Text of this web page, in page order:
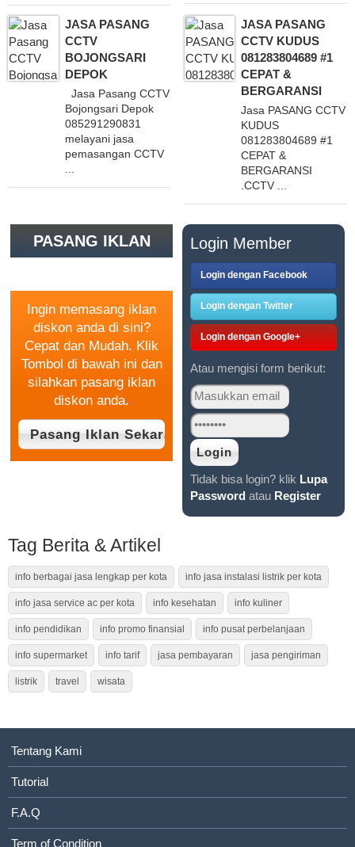
JASA PASANG
CCTV
BOJONGSARI
DEPOK
Jasa Pasang CCTV
Bojongsari Depok
085291290831
melayani jasa
pemasangan CCTV
JASA PASANG
CCTV KUDUS
081283804689 #1
CEPAT &
BERGARANSI
Jasa PASANG CCTV
KUDUS
081283804689 #1
CEPAT &
BERGARANSI
.CCTV ...
PASANG IKLAN
Ingin memasang iklan
diskon anda di sini?
Cepat dan Mudah. Klik
Tombol di bawah ini dan
silahkan pasang iklan
diskon anda.
Login Member
Login dengan Facebook
Login dengan Twitter
Login dengan Google+
Atau mengisi form berikut:
Tidak bisa login? klik Lupa
Password atau Register
Tag Berita & Artikel
info berbagai jasa lengkap per kota info jasa instalasi listrik per kota
info jasa service ac per kota info kesehatan info kuliner
info pendidikan info promo finansial info pusat perbelanjaan
info supermarket info tarif jasa pembayaran jasa pengiriman
listrik travel wisata
Tentang Kami
Tutorial
F.A.Q
Term of Condition